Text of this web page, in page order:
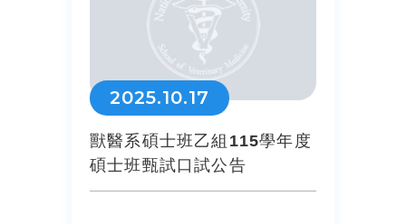
2025.10.17
獸醫系碩士班乙組115學年度
碩士班甄試口試公告